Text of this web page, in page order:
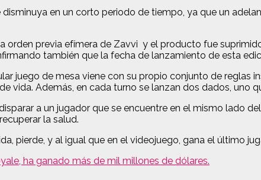
en un corto periodo de tiempo, ya que un
orden previa efímera de Zavvi y el producto fue
también que la fecha de lanzamiento de esta
juego de mesa viene con su propio conjunto de reglas
vida. Además, en cada turno se lanzan dos dados,
a un jugador que se encuentre en el mismo lado
la salud.
pierde, y al igual que en el videojuego, gana el último
ha ganado más de mil millones de dólares.